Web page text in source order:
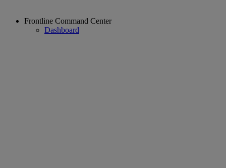
Frontline Command Center
Dashboard